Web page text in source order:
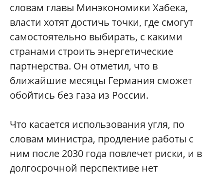
словам главы Минэкономики Хабека,
власти хотят достичь точки, где смогут
самостоятельно выбирать, с какими
странами строить энергетические
партнерства. Он отметил, что в
ближайшие месяцы Германия сможет
обойтись без газа из России.
Что касается использования угля, по
словам министра, продление работы с
ним после 2030 года повлечет риски, и в
долгосрочной перспективе нет